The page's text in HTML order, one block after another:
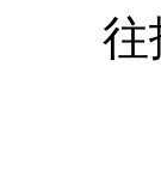
往技